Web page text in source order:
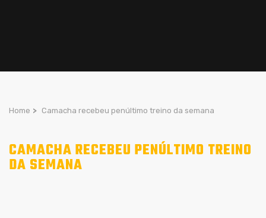
Home > Camacha recebeu penúltimo treino da semana
CAMACHA RECEBEU PENÚLTIMO TREINO
DA SEMANA